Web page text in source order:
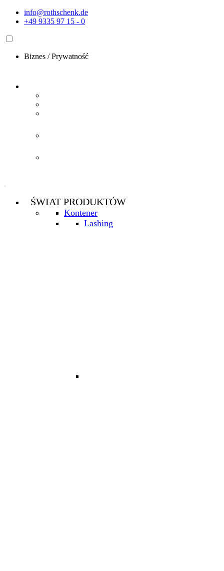
Przejdźinfo@rothschenk.de
+49 9335 97 15 - 0
Biznes /Prywatność
ŚWIAT PRODUKTÓW
Kontener
Lashing